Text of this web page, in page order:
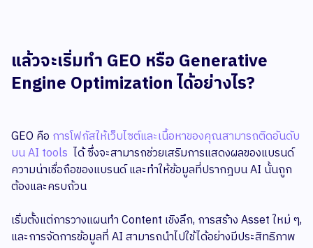
แล้วจะเริ่มทำ GEO หรือ Generative
Engine Optimization ได้อย่างไร?
GEO คือ การโฟกัสให้เว็บไซต์และเนื้อหาของคุณสามารถติดอันดับ
บน AI tools ได้ ซึ่งจะสามารถช่วยเสริมการแสดงผลของแบรนด์
ความน่าเชื่อถือของแบรนด์ และทำให้ข้อมูลที่ปรากฎบน AI นั้นถูก
ต้องและครบถ้วน
เริ่มตั้งแต่การวางแผนทำ Content เชิงลึก, การสร้าง Asset ใหม่ ๆ,
และการจัดการข้อมูลที่ AI สามารถนำไปใช้ได้อย่างมีประสิทธิภาพ